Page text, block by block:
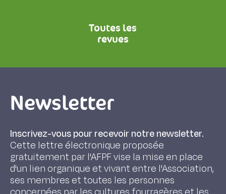
Toutes les
revues
Newsletter
Inscrivez-vous pour recevoir notre newsletter.
Cette lettre électronique proposée
gratuitement par l'AFPF vise la mise en place
d'un lien organique et vivant entre l'Association,
ses membres et toutes les personnes